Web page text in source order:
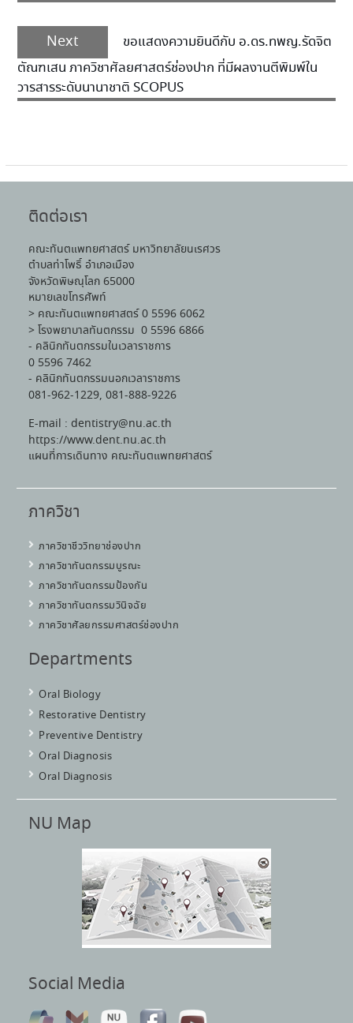
Next
ขอแสดงความยินดีกับ อ.ดร.ทพญ.รัดจิต
ตัณฑเสน ภาควิชาศัลยศาสตร์ช่องปาก ที่มีผลงานตีพิมพ์ใน
วารสารระดับนานาชาติ SCOPUS
ติดต่อเรา
คณะทันตแพทยศาสตร์ มหาวิทยาลัยนเรศวร
ตำบลท่าโพธิ์ อำเภอเมือง
จังหวัดพิษณุโลก 65000
หมายเลขโทรศัพท์
> คณะทันตแพทยศาสตร์ 0 5596 6062
> โรงพยาบาลทันตกรรม 0 5596 6866
- คลินิกทันตกรรมในเวลาราชการ
0 5596 7462
- คลินิกทันตกรรมนอกเวลาราชการ
081-962-1229, 081-888-9226
E-mail : dentistry@nu.ac.th
https://www.dent.nu.ac.th
แผนที่การเดินทาง คณะทันตแพทยศาสตร์
ภาควิชา
ภาควิชาชีววิทยาช่องปาก
ภาควิชาทันตกรรมบูรณะ
ภาควิชาทันตกรรมป้องกัน
ภาควิชาทันตกรรมวินิจฉัย
ภาควิชาศัลยกรรมศาสตร์ช่องปาก
Departments
Oral Biology
Restorative Dentistry
Preventive Dentistry
Oral Diagnosis
Oral Diagnosis
NU Map
Social Media